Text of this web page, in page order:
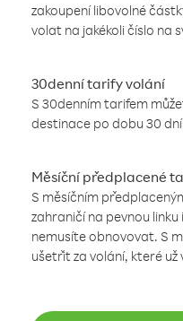
zakoupení libovolné
volat na jakékoli číslo na
30denní tarify volání
S 30denním tarifem
destinace po dobu 30 dní
Měsíční předplacené
S měsíčním
zahraničí na pevnou linku
nemusíte obnovovat. S
ušetřit za volání, které už